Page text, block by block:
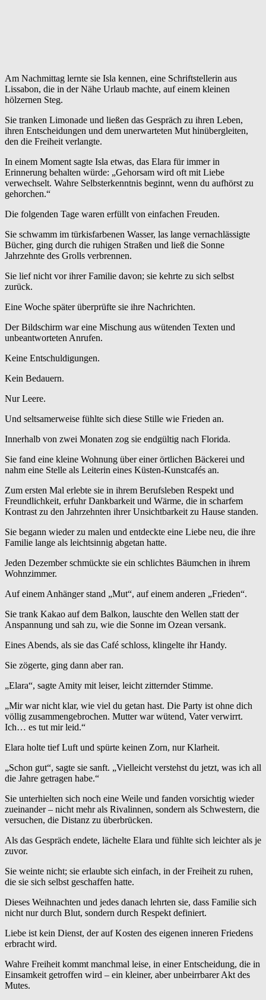
Am Nachmittag lernte sie Isla kennen, eine Schriftstellerin aus
Lissabon, die in der Nähe Urlaub machte, auf einem kleinen
hölzernen Steg.
Sie tranken Limonade und ließen das Gespräch zu ihren Leben,
ihren Entscheidungen und dem unerwarteten Mut hinübergleiten,
den die Freiheit verlangte.
In einem Moment sagte Isla etwas, das Elara für immer in
Erinnerung behalten würde: „Gehorsam wird oft mit Liebe
verwechselt. Wahre Selbsterkenntnis beginnt, wenn du aufhörst zu
gehorchen.“
Die folgenden Tage waren erfüllt von einfachen Freuden.
Sie schwamm im türkisfarbenen Wasser, las lange vernachlässigte
Bücher, ging durch die ruhigen Straßen und ließ die Sonne
Jahrzehnte des Grolls verbrennen.
Sie lief nicht vor ihrer Familie davon; sie kehrte zu sich selbst
zurück.
Eine Woche später überprüfte sie ihre Nachrichten.
Der Bildschirm war eine Mischung aus wütenden Texten und
unbeantworteten Anrufen.
Keine Entschuldigungen.
Kein Bedauern.
Nur Leere.
Und seltsamerweise fühlte sich diese Stille wie Frieden an.
Innerhalb von zwei Monaten zog sie endgültig nach Florida.
Sie fand eine kleine Wohnung über einer örtlichen Bäckerei und
nahm eine Stelle als Leiterin eines Küsten-Kunstcafés an.
Zum ersten Mal erlebte sie in ihrem Berufsleben Respekt und
Freundlichkeit, erfuhr Dankbarkeit und Wärme, die in scharfem
Kontrast zu den Jahrzehnten ihrer Unsichtbarkeit zu Hause standen.
Sie begann wieder zu malen und entdeckte eine Liebe neu, die ihre
Familie lange als leichtsinnig abgetan hatte.
Jeden Dezember schmückte sie ein schlichtes Bäumchen in ihrem
Wohnzimmer.
Auf einem Anhänger stand „Mut“, auf einem anderen „Frieden“.
Sie trank Kakao auf dem Balkon, lauschte den Wellen statt der
Anspannung und sah zu, wie die Sonne im Ozean versank.
Eines Abends, als sie das Café schloss, klingelte ihr Handy.
Sie zögerte, ging dann aber ran.
„Elara“, sagte Amity mit leiser, leicht zitternder Stimme.
„Mir war nicht klar, wie viel du getan hast. Die Party ist ohne dich
völlig zusammengebrochen. Mutter war wütend, Vater verwirrt.
Ich… es tut mir leid.“
Elara holte tief Luft und spürte keinen Zorn, nur Klarheit.
„Schon gut“, sagte sie sanft. „Vielleicht verstehst du jetzt, was ich all
die Jahre getragen habe.“
Sie unterhielten sich noch eine Weile und fanden vorsichtig wieder
zueinander – nicht mehr als Rivalinnen, sondern als Schwestern, die
versuchen, die Distanz zu überbrücken.
Als das Gespräch endete, lächelte Elara und fühlte sich leichter als je
zuvor.
Sie weinte nicht; sie erlaubte sich einfach, in der Freiheit zu ruhen,
die sie sich selbst geschaffen hatte.
Dieses Weihnachten und jedes danach lehrten sie, dass Familie sich
nicht nur durch Blut, sondern durch Respekt definiert.
Liebe ist kein Dienst, der auf Kosten des eigenen inneren Friedens
erbracht wird.
Wahre Freiheit kommt manchmal leise, in einer Entscheidung, die in
Einsamkeit getroffen wird – ein kleiner, aber unbeirrbarer Akt des
Mutes.